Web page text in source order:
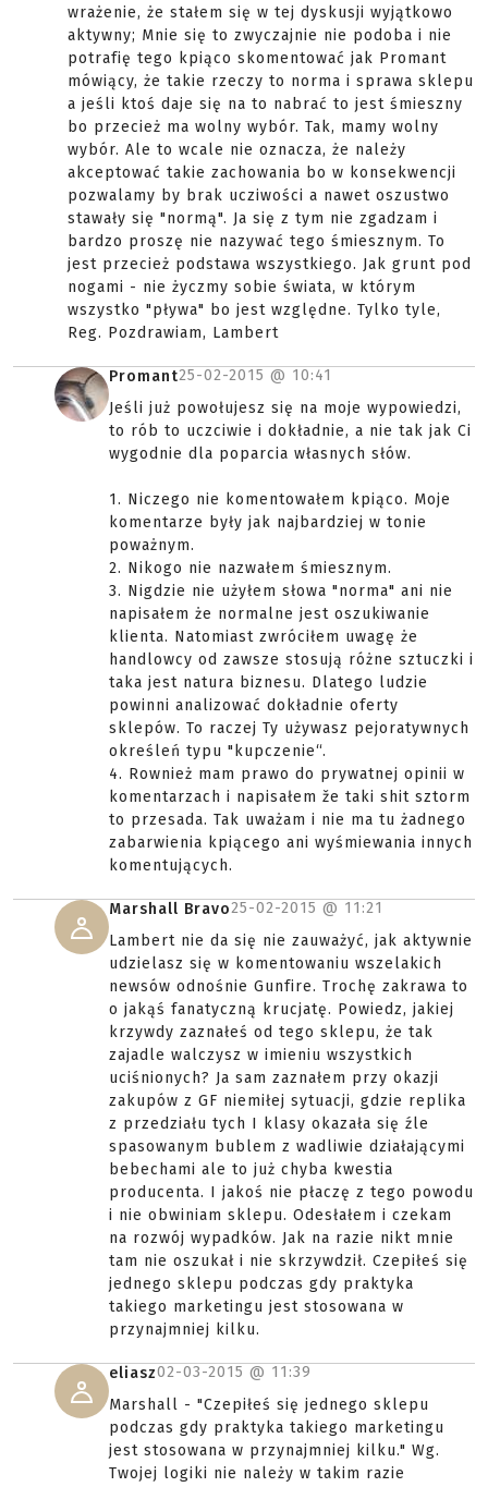
wrażenie, że stałem się w tej dyskusji wyjątkowo
aktywny; Mnie się to zwyczajnie nie podoba i nie
potrafię tego kpiąco skomentować jak Promant
mówiący, że takie rzeczy to norma i sprawa sklepu
a jeśli ktoś daje się na to nabrać to jest śmieszny
bo przecież ma wolny wybór. Tak, mamy wolny
wybór. Ale to wcale nie oznacza, że należy
akceptować takie zachowania bo w konsekwencji
pozwalamy by brak ucziwości a nawet oszustwo
stawały się "normą". Ja się z tym nie zgadzam i
bardzo proszę nie nazywać tego śmiesznym. To
jest przecież podstawa wszystkiego. Jak grunt pod
nogami - nie życzmy sobie świata, w którym
wszystko "pływa" bo jest względne. Tylko tyle,
Reg. Pozdrawiam, Lambert
Promant25-02-2015 @ 10:41
Jeśli już powołujesz się na moje wypowiedzi,
to rób to uczciwie i dokładnie, a nie tak jak Ci
wygodnie dla poparcia własnych słów.
1. Niczego nie komentowałem kpiąco. Moje
komentarze były jak najbardziej w tonie
poważnym.
2. Nikogo nie nazwałem śmiesznym.
3. Nigdzie nie użyłem słowa "norma" ani nie
napisałem że normalne jest oszukiwanie
klienta. Natomiast zwróciłem uwagę że
handlowcy od zawsze stosują różne sztuczki i
taka jest natura biznesu. Dlatego ludzie
powinni analizować dokładnie oferty
sklepów. To raczej Ty używasz pejoratywnych
określeń typu "kupczenie“.
4. Rownież mam prawo do prywatnej opinii w
komentarzach i napisałem že taki shit sztorm
to przesada. Tak uważam i nie ma tu żadnego
zabarwienia kpiącego ani wyśmiewania innych
komentujących.
Marshall Bravo25-02-2015 @ 11:21
Lambert nie da się nie zauważyć, jak aktywnie
udzielasz się w komentowaniu wszelakich
newsów odnośnie Gunfire. Trochę zakrawa to
o jakąś fanatyczną krucjatę. Powiedz, jakiej
krzywdy zaznałeś od tego sklepu, że tak
zajadle walczysz w imieniu wszystkich
uciśnionych? Ja sam zaznałem przy okazji
zakupów z GF niemiłej sytuacji, gdzie replika
z przedziału tych I klasy okazała się źle
spasowanym bublem z wadliwie działającymi
bebechami ale to już chyba kwestia
producenta. I jakoś nie płaczę z tego powodu
i nie obwiniam sklepu. Odesłałem i czekam
na rozwój wypadków. Jak na razie nikt mnie
tam nie oszukał i nie skrzywdził. Czepiłeś się
jednego sklepu podczas gdy praktyka
takiego marketingu jest stosowana w
przynajmniej kilku.
eliasz02-03-2015 @ 11:39
Marshall - "Czepiłeś się jednego sklepu
podczas gdy praktyka takiego marketingu
jest stosowana w przynajmniej kilku." Wg.
Twojej logiki nie należy w takim razie